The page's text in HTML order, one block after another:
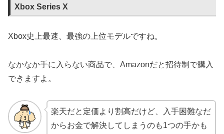
Xbox Series X
Xbox史上最速、最強の上位モデルですね。
なかなか手に入らない商品で、Amazonだと招待制で購入
できますよ。
楽天だと定価より割高だけど、入手困難なだ
からお金で解決してしまうのも1つの手かも